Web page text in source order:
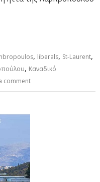
, liberals, St-Laurent,
, Καναδικό
comment